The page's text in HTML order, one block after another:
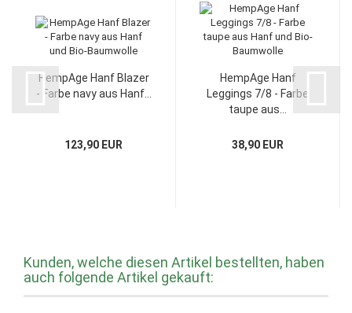
HempAge Hanf Blazer
- Farbe navy aus Hanf...
123,90 EUR
HempAge Hanf
Leggings 7/8 - Farbe
taupe aus...
38,90 EUR
Kunden, welche diesen Artikel bestellten, haben
auch folgende Artikel gekauft: